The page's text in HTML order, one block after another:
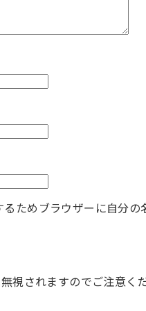
ためブラウザーに自分の
視されますのでご注意く